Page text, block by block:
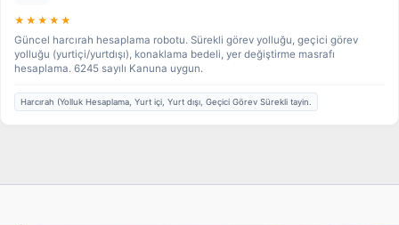
★★★★★
Güncel harcırah hesaplama robotu. Sürekli görev yolluğu, geçici görev
yolluğu (yurtiçi/yurtdışı), konaklama bedeli, yer değiştirme masrafı
hesaplama. 6245 sayılı Kanuna uygun.
Harcırah (Yolluk Hesaplama, Yurt içi, Yurt dışı, Geçici Görev Sürekli tayin.